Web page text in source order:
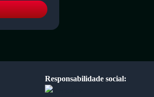
Responsabilidade social: